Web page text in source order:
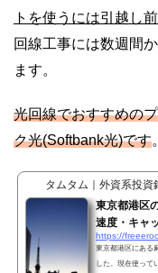
トを使うには引越し
回線工事には数週間
ます。
光回線でおすすめの
ク光(Softbank光)です。
タムタム｜外資系投資
東京都港区
速度・キャ
https://
東京都港区にある
した。現在使って